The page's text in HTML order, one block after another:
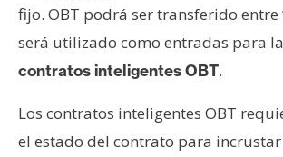
fijo. OBT podrá ser transferido entre
será utilizado como entradas para
contratos inteligentes OBT.
Los contratos inteligentes OBT
el estado del contrato para